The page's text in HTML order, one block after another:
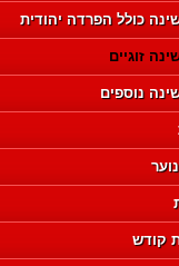
כולל הפרדה יהודית
זוגיים
נוספים
קודש